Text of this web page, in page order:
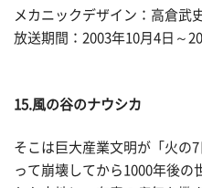
メカニックデザイン：高倉武
放送期間：2003年10月4日～
15.風の谷のナウシカ
そこは巨大産業文明が「火の
って崩壊してから1000年後の